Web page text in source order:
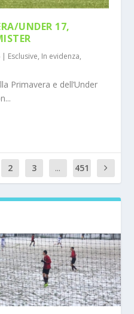
UNDER 17,
| Esclusive, In evidenza,
Primavera e dell’Under
2 3 ...
451
0